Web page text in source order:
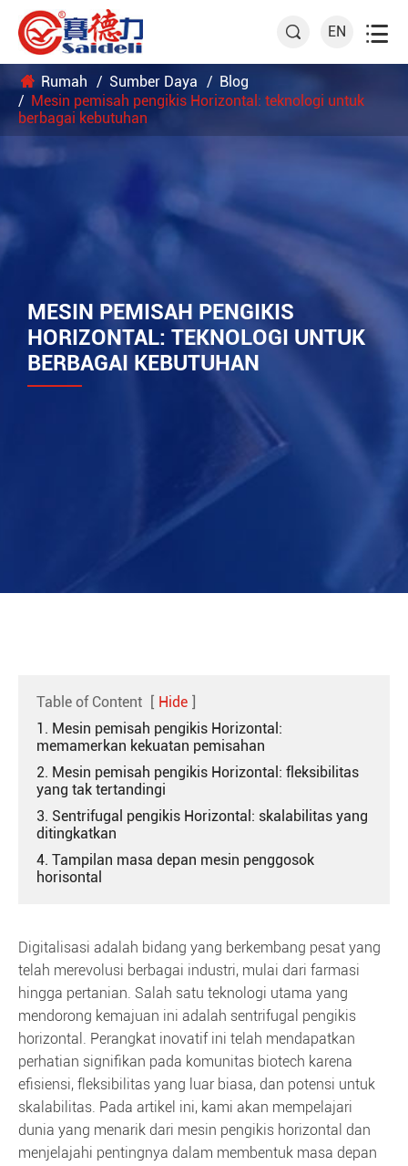
 EN 
Rumah Sumber Daya
Blog
Mesin pemisah pengikis Horizontal: teknologi untuk
berbagai kebutuhan
MESIN PEMISAH PENGIKIS
HORIZONTAL: TEKNOLOGI UNTUK
BERBAGAI KEBUTUHAN
Table of Content [ Hide ]
1. Mesin pemisah pengikis Horizontal:
memamerkan kekuatan pemisahan
2. Mesin pemisah pengikis Horizontal: fleksibilitas
yang tak tertandingi
3. Sentrifugal pengikis Horizontal: skalabilitas yang
ditingkatkan
4. Tampilan masa depan mesin penggosok
horisontal
Digitalisasi adalah bidang yang berkembang pesat yang
telah merevolusi berbagai industri, mulai dari farmasi
hingga pertanian. Salah satu teknologi utama yang
mendorong kemajuan ini adalah sentrifugal pengikis
horizontal. Perangkat inovatif ini telah mendapatkan
perhatian signifikan pada komunitas biotech karena
efisiensi, fleksibilitas yang luar biasa, dan potensi untuk
skalabilitas. Pada artikel ini, kami akan mempelajari
dunia yang menarik dari mesin pengikis horizontal dan
menjelajahi pentingnya dalam membentuk masa depan